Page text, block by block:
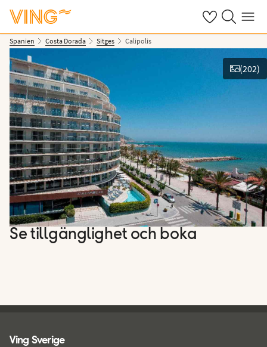
Se dinaSök på ving.se
Meny
Spanien Costa Dorada Sitges Calipolis
Se bilder
(202)
Se tillgänglighet och boka
Ving Sverige